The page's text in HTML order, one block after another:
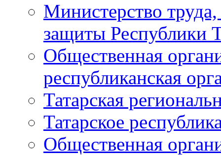
Министерство
защиты Республики
Общественная
республиканская
Татарская
Татарское
Общественная